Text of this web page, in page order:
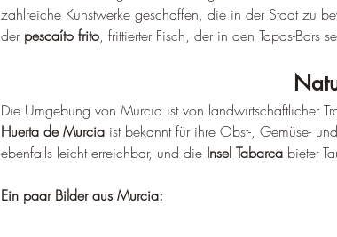
zahlreiche Kunstwerke geschaffen, die in der Stadt zu
der pescaíto frito, frittierter Fisch, der in den Tapas-Bars
Die Umgebung von Murcia ist von landwirtschaftlicher
Huerta de Murcia ist bekannt für ihre Obst-, Gemüse-
ebenfalls leicht erreichbar, und die Insel Tabarca bietet
Ein paar Bilder aus Murcia: